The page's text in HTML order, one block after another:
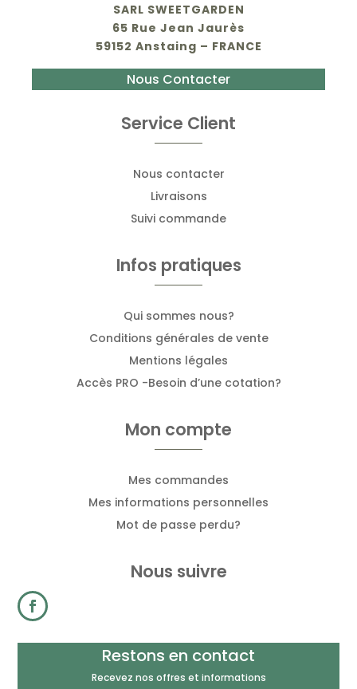
SARL SWEETGARDEN
65 Rue Jean Jaurès
59152 Anstaing – FRANCE
Nous Contacter
Service Client
Nous contacter
Livraisons
Suivi commande
Infos pratiques
Qui sommes nous?
Conditions générales de vente
Mentions légales
Accès PRO -Besoin d’une cotation?
Mon compte
Mes commandes
Mes informations personnelles
Mot de passe perdu?
Nous suivre
Restons en contact
Recevez nos offres et informations